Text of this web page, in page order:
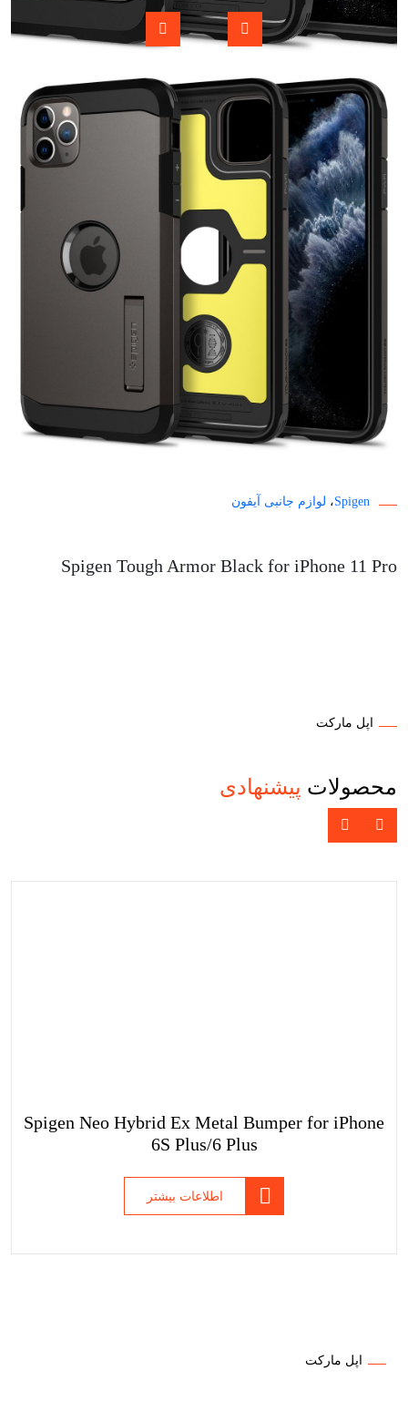
Spigen، لوازم جانبی آیفون
Spigen Tough Armor Black for iPhone 11 Pro
اپل مارکت
محصولات پیشنهادی
Spigen Neo Hybrid Ex Metal Bumper for iPhone
6S Plus/6 Plus
اطلاعات بیشتر
اپل مارکت